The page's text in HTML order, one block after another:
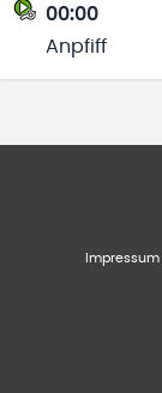
00:00
Anpfiff
Impressum